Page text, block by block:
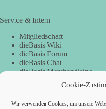
Cookie-
Wir verwenden Cookies, um unsere
Service & Intern
Mitgliedschaft
dieBasis Wiki
dieBasis Forum
dieBasis Chat
dieBasis Merchandising